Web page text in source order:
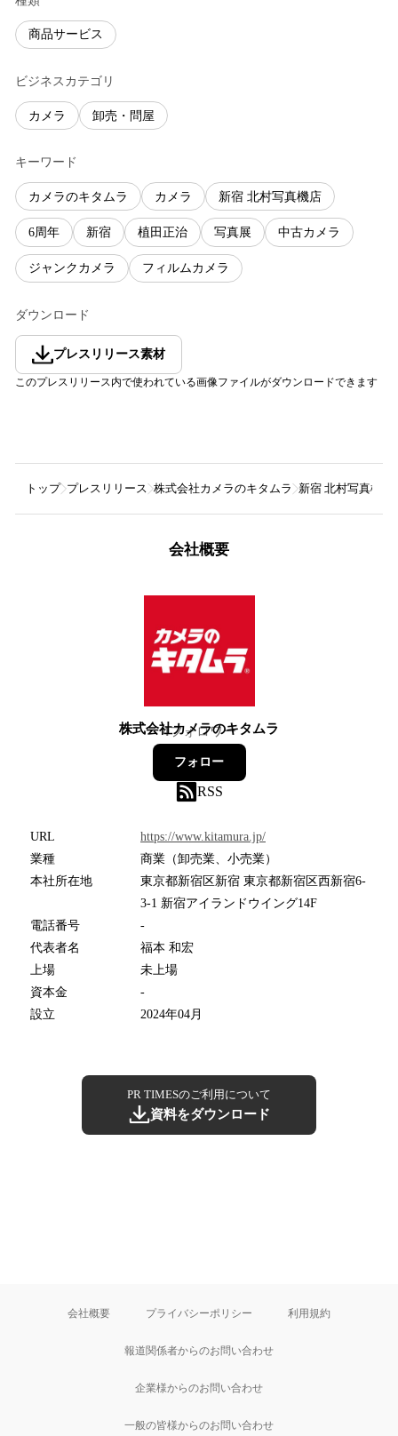
商品サービス
ビジネスカテゴリ
カメラ 卸売・問屋
キーワード
カメラのキタムラ カメラ 新宿 北村写真機店
6周年 新宿 植田正治 写真展 中古カメラ
ジャンクカメラ フィルムカメラ
ダウンロード
プレスリリース素材
このプレスリリース内で使われている画像ファイルがダウンロードできます
トップ プレスリリース 株式会社カメラのキタムラ 新宿 北村写真機
会社概要
株式会社カメラのキタムラ
4フォロワー
フォロー
RSS
URL
https://www.kitamura.jp/
業種
商業（卸売業、小売業）
本社所在地
東京都新宿区新宿 東京都新宿区西新宿6-
3-1 新宿アイランドウイング14F
電話番号
-
代表者名
福本 和宏
上場
未上場
資本金
-
設立
2024年04月
PR TIMESのご利用について
資料をダウンロード
会社概要 プライバシーポリシー 利用規約
報道関係者からのお問い合わせ
企業様からのお問い合わせ
一般の皆様からのお問い合わせ